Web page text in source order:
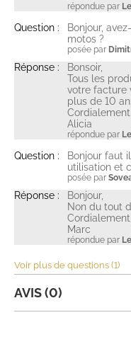
répondue par
Question :
Bonjour,
motos ?
posée par
Réponse :
Bonsoir,
Tous les
votre facture
plus de 10
Cordialement,
Alicia
répondue par
Question :
Bonjour faut
utilisation et
posée par
Réponse :
Bonjour,
Non du tout
Cordialement,
Marc
répondue par
Voir plus de questions (1)
AVIS (0)